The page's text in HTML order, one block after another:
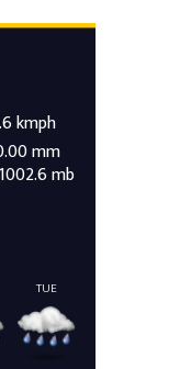
kmph
mm
mb
TUE